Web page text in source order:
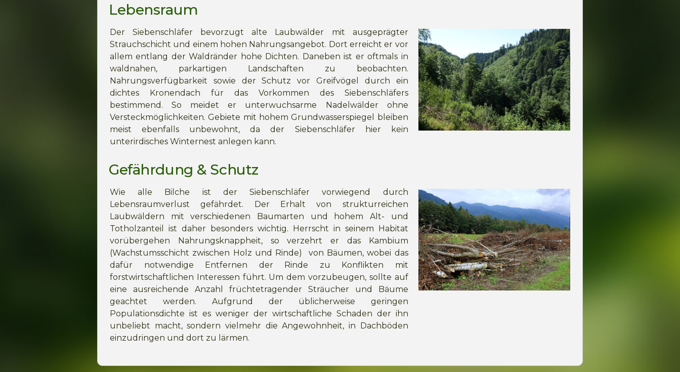
Lebensraum
Der Siebenschläfer bevorzugt alte Laubwälder mit ausgeprägter
Strauchschicht und einem hohen Nahrungsangebot. Dort erreicht er vor
allem entlang der Waldränder hohe Dichten. Daneben ist er oftmals in
waldnahen, parkartigen Landschaften zu beobachten.
Nahrungsverfügbarkeit sowie der Schutz vor Greifvögel durch ein
dichtes Kronendach für das Vorkommen des Siebenschläfers
bestimmend. So meidet er unterwuchsarme Nadelwälder ohne
Versteckmöglichkeiten. Gebiete mit hohem Grundwasserspiegel bleiben
meist ebenfalls unbewohnt, da der Siebenschläfer hier kein
unterirdisches Winternest anlegen kann.
Gefährdung & Schutz
Wie alle Bilche ist der Siebenschläfer vorwiegend durch
Lebensraumverlust gefährdet. Der Erhalt von strukturreichen
Laubwäldern mit verschiedenen Baumarten und hohem Alt- und
Totholzanteil ist daher besonders wichtig. Herrscht in seinem Habitat
vorübergehen Nahrungsknappheit, so verzehrt er das Kambium
(Wachstumsschicht zwischen Holz und Rinde) von Bäumen, wobei das
dafür notwendige Entfernen der Rinde zu Konflikten mit
forstwirtschaftlichen Interessen führt. Um dem vorzubeugen, sollte auf
eine ausreichende Anzahl früchtetragender Sträucher und Bäume
geachtet werden. Aufgrund der üblicherweise geringen
Populationsdichte ist es weniger der wirtschaftliche Schaden der ihn
unbeliebt macht, sondern vielmehr die Angewohnheit, in Dachböden
einzudringen und dort zu lärmen.